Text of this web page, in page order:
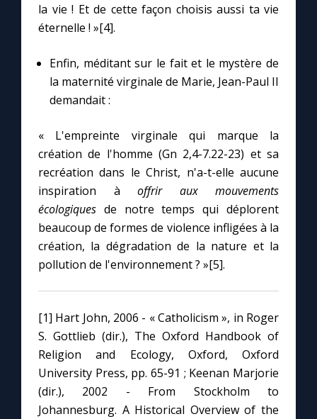
Marie de Nazareth
la vie ! Et de cette façon choisis aussi ta vie
éternelle ! »[4].
Enfin, méditant sur le fait et le mystère de
la maternité virginale de Marie, Jean-Paul II
demandait :
« L'empreinte virginale qui marque la
création de l'homme (Gn 2,4-7.22-23) et sa
recréation dans le Christ, n'a-t-elle aucune
inspiration à offrir aux mouvements
écologiques de notre temps qui déplorent
beaucoup de formes de violence infligées à la
création, la dégradation de la nature et la
pollution de l'environnement ? »[5].
[1] Hart John, 2006 - « Catholicism », in Roger
S. Gottlieb (dir.), The Oxford Handbook of
Religion and Ecology, Oxford, Oxford
University Press, pp. 65-91 ; Keenan Marjorie
(dir.), 2002 - From Stockholm to
Johannesburg. A Historical Overview of the